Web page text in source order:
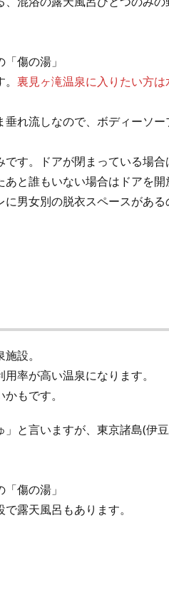
傷の湯」
裏見ヶ滝温泉に入りたい方は
れ流しなので、ボディーソ
す。ドアが閉まっている場
と誰もいない場合はドアを開
男女別の脱衣スペースがある
設。
率が高い温泉になります。
もです。
と言いますが、東京諸島(伊
傷の湯」
露天風呂もあります。